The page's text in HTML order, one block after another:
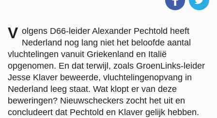
V olgens D66-leider Alexander Pechtold heeft
Nederland nog lang niet het beloofde aantal
vluchtelingen vanuit Griekenland en Italië
opgenomen. En dat terwijl, zoals GroenLinks-leider
Jesse Klaver beweerde, vluchtelingenopvang in
Nederland leeg staat. Wat klopt er van deze
beweringen? Nieuwscheckers zocht het uit en
concludeert dat Pechtold en Klaver gelijk hebben.